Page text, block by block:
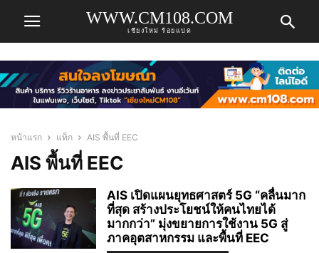
WWW.CM108.COM
เชียงใหม่ ร้อยแปด
หน้าแรก แท็ก AIS พื้นที่ EEC
AIS พื้นที่ EEC
AIS เปิดแผนยุทธศาสตร์ 5G “คลื่นมาก
ที่สุด สร้างประโยชน์ให้คนไทยได้
มากกว่า” มุ่งขยายการใช้งาน 5G สู่
ภาคอุตสาหกรรม และพื้นที่ EEC